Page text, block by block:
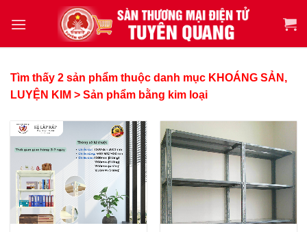
Tìm thấy 2 sản phẩm thuộc danh mục KHOÁNG SẢN,
LUYỆN KIM > Sản phẩm bằng kim loại